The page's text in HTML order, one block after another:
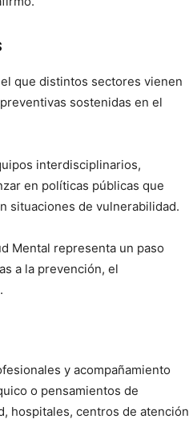
que distintos sectores vienen
sostenidas en el
interdisciplinarios,
en políticas públicas que
situaciones de vulnerabilidad.
Mental representa un paso
a la prevención, el
y acompañamiento
o pensamientos de
hospitales, centros de atención